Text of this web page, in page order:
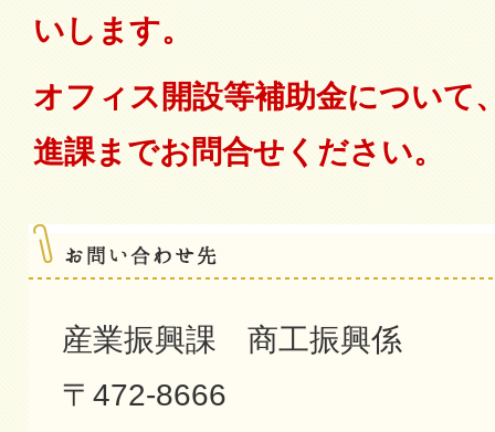
いします。
オフィス開設等補助金について
進課までお問合せください。
産業振興課 商工振興係
〒472-8666